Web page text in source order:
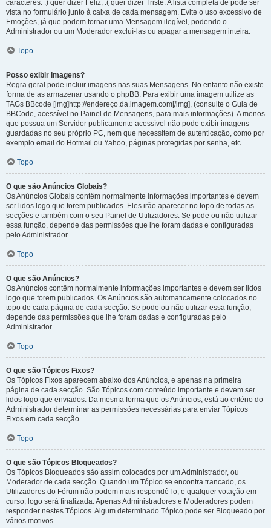
caracteres. :) quer dizer Feliz, :( quer dizer Triste. A lista completa de pode ser
vista no formulário junto à caixa de cada mensagem. Evite o uso excessivo de
Emoções, já que podem tornar uma Mensagem ilegível, podendo o
Administrador ou um Moderador excluí-las ou apagar a mensagem inteira.
Topo
Posso exibir Imagens?
Regra geral pode incluir imagens nas suas Mensagens. No entanto não existe
forma de as armazenar usando o phpBB. Para exibir uma imagem utilize as
TAGs BBcode [img]http://endereço.da.imagem.com[/img], (consulte o Guia de
BBCode, acessível no Painel de Mensagens, para mais informações). A menos
que possua um Servidor publicamente acessível não pode exibir imagens
guardadas no seu próprio PC, nem que necessitem de autenticação, como por
exemplo email do Hotmail ou Yahoo, páginas protegidas por senha, etc.
Topo
O que são Anúncios Globais?
Os Anúncios Globais contêm normalmente informações importantes e devem
ser lidos logo que forem publicados. Eles irão aparecer no topo de todas as
secções e também com o seu Painel de Utilizadores. Se pode ou não utilizar
essa função, depende das permissões que lhe foram dadas e configuradas
pelo Administrador.
Topo
O que são Anúncios?
Os Anúncios contêm normalmente informações importantes e devem ser lidos
logo que forem publicados. Os Anúncios são automaticamente colocados no
topo de cada página de cada secção. Se pode ou não utilizar essa função,
depende das permissões que lhe foram dadas e configuradas pelo
Administrador.
Topo
O que são Tópicos Fixos?
Os Tópicos Fixos aparecem abaixo dos Anúncios, e apenas na primeira
página de cada secção. São Tópicos com conteúdo importante e devem ser
lidos logo que enviados. Da mesma forma que os Anúncios, está ao critério do
Administrador determinar as permissões necessárias para enviar Tópicos
Fixos em cada secção.
Topo
O que são Tópicos Bloqueados?
Os Tópicos Bloqueados são assim colocados por um Administrador, ou
Moderador de cada secção. Quando um Tópico se encontra trancado, os
Utilizadores do Fórum não podem mais respondê-lo, e qualquer votação em
curso, logo será finalizada. Apenas Administradores e Moderadores podem
responder nestes Tópicos. Algum determinado Tópico pode ser Bloqueado por
vários motivos.